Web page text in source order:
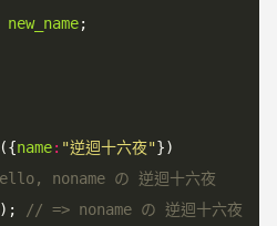
new_name;
({name: "逆迴十六夜"
);